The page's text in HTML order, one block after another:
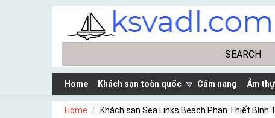
Skip to main content
Home Khách sạn toàn quốc Cẩm nang Ảm
Home Khách sạn Sea Links Beach Phan Thiết Bình